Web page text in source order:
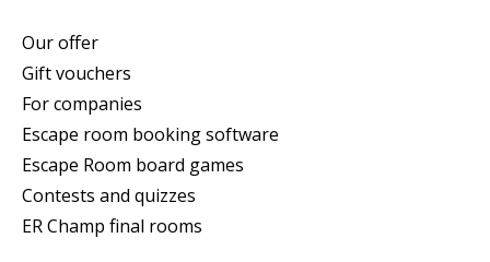
Our offer
Gift vouchers
For companies
Escape room booking software
Escape Room board games
Contests and quizzes
ER Champ final rooms